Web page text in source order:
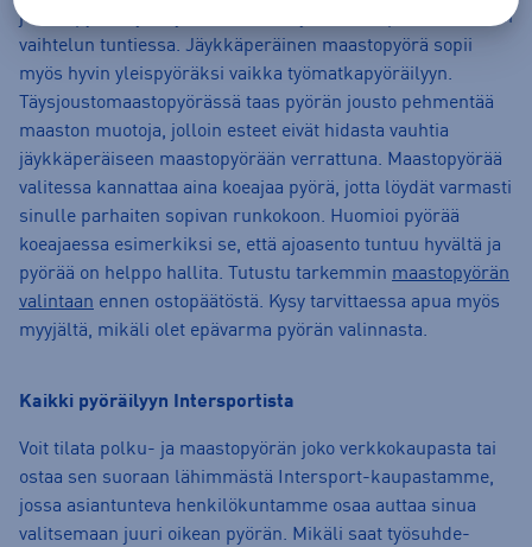
jolloin pyöräilijän ajotekniikka harjaantuu nopeasti maaston
vaihtelun tuntiessa. Jäykkäperäinen maastopyörä sopii
myös hyvin yleispyöräksi vaikka työmatkapyöräilyyn.
Täysjoustomaastopyörässä taas pyörän jousto pehmentää
maaston muotoja, jolloin esteet eivät hidasta vauhtia
jäykkäperäiseen maastopyörään verrattuna. Maastopyörää
valitessa kannattaa aina koeajaa pyörä, jotta löydät varmasti
sinulle parhaiten sopivan runkokoon. Huomioi pyörää
koeajaessa esimerkiksi se, että ajoasento tuntuu hyvältä ja
pyörää on helppo hallita. Tutustu tarkemmin maastopyörän
valintaan ennen ostopäätöstä. Kysy tarvittaessa apua myös
myyjältä, mikäli olet epävarma pyörän valinnasta.
Kaikki pyöräilyyn Intersportista
Voit tilata polku- ja maastopyörän joko verkkokaupasta tai
ostaa sen suoraan lähimmästä Intersport-kaupastamme,
jossa asiantunteva henkilökuntamme osaa auttaa sinua
valitsemaan juuri oikean pyörän. Mikäli saat työsuhde-